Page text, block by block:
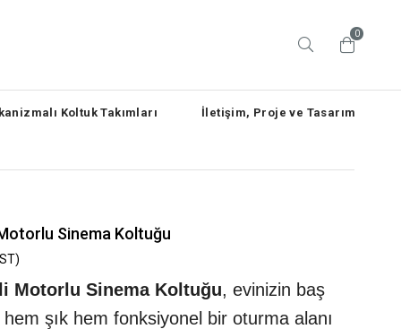
0
Koltuk Takımları İletişim, Proje ve Tasarım
Sinema Koltuğu
Motorlu Sinema Koltuğu, evinizin baş
şık hem fonksiyonel bir oturma alanı